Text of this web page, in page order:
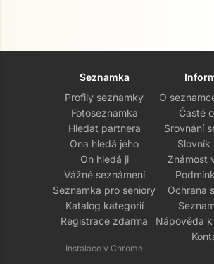
Seznamka
Profily seznamky
Fotoseznamka
Hledat partnera
Ona hledá jeho
On hledá ji
Vážné seznámení
Seznamka pro seniory
Katalog kategorií
Registrace zdarma
Instalace v Chrome
O
Časté
Srovnání
Slovník
Známost
Ochrana
Nápověda